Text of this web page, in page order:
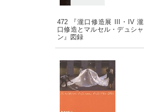
472 『瀧口修造展 III・IV 瀧
口修造とマルセル・デュシャ
ン』図録